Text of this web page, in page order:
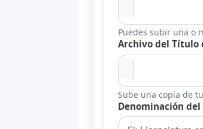
Puedes subir una o
Archivo del Título
Sube una copia de
Denominación